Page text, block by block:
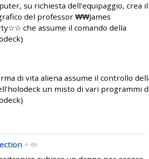
su richiesta dell'equipaggio, crea il
del professor ₩₩James
che assume il comando della
di vita aliena assume il controllo
un misto di vari programmi
+